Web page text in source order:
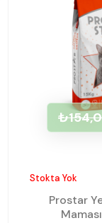
Stokta Yok
Prostar